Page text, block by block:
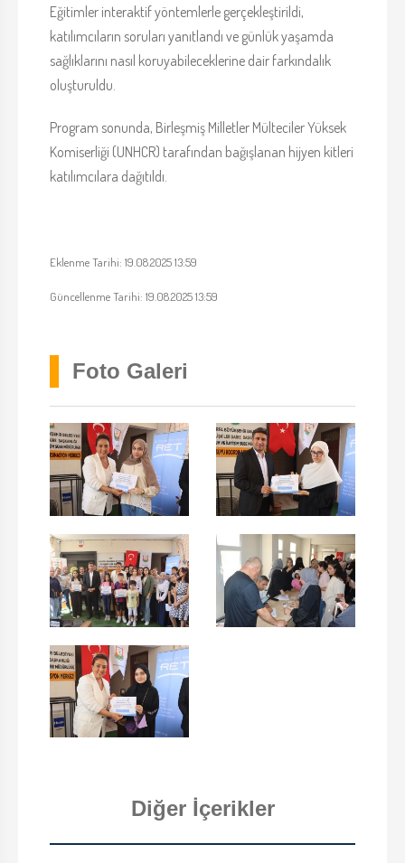
Eğitimler interaktif yöntemlerle gerçekleştirildi,
katılımcıların soruları yanıtlandı ve günlük yaşamda
sağlıklarını nasıl koruyabileceklerine dair farkındalık
oluşturuldu.
Program sonunda, Birleşmiş Milletler Mülteciler Yüksek
Komiserliği (UNHCR) tarafından bağışlanan hijyen kitleri
katılımcılara dağıtıldı.
Eklenme Tarihi: 19.08.2025 13:59
Güncellenme Tarihi: 19.08.2025 13:59
Foto Galeri
Diğer İçerikler